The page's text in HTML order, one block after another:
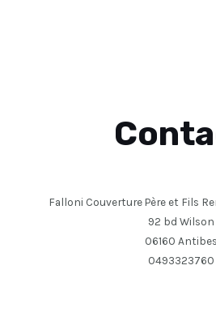
Falloni Couverture Père et Fils
92 bd Wilson
06160 Antibes
0493323760